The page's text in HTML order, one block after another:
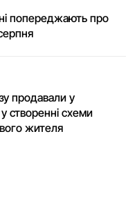
попереджають про
продавали у
створенні схеми
жителя